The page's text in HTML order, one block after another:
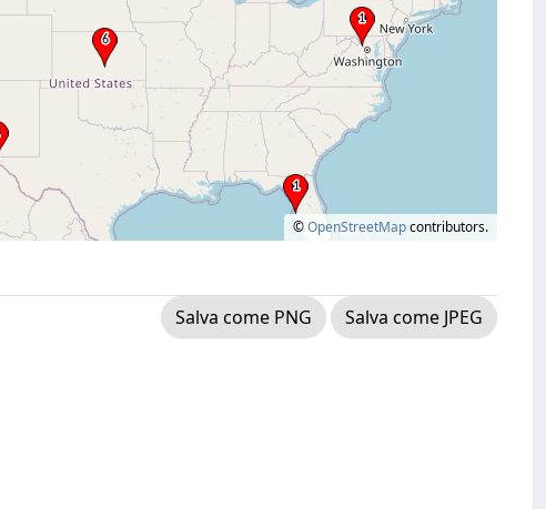
©OpenStreetMapcontributors.
Salva come PNG
Salva come JPEG